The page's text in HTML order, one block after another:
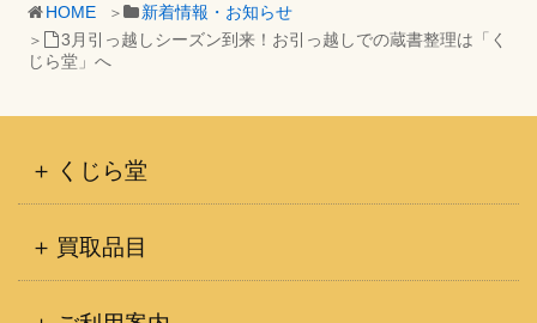
HOME
新着情報・お知らせ
3月引っ越しシーズン到来！お引っ越しでの蔵書整理は「く
じら堂」へ
くじら堂
買取品目